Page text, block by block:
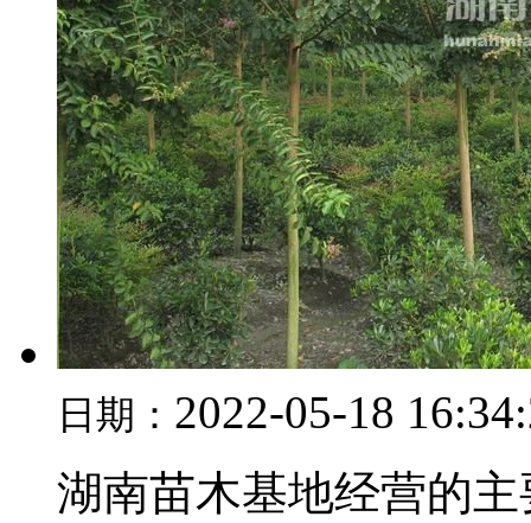
日期： 2022-05-18
湖南苗木基地经营的